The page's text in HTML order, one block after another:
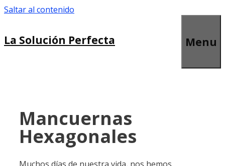
Saltar al contenido
La Solución Perfecta Menu
Mancuernas
Hexagonales